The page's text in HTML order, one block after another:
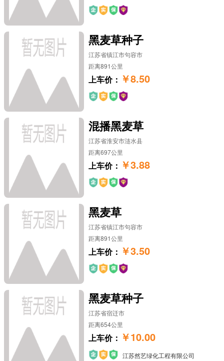
黑麦草种子
江苏省镇江市句容市
距离891公里
上车价： ￥8.50
混播黑麦草
江苏省淮安市涟水县
距离697公里
上车价： ￥3.88
黑麦草
江苏省镇江市句容市
距离891公里
上车价： ￥3.50
黑麦草种子
江苏省宿迁市
距离654公里
上车价： ￥10.00
江苏然艺绿化工程有限公司